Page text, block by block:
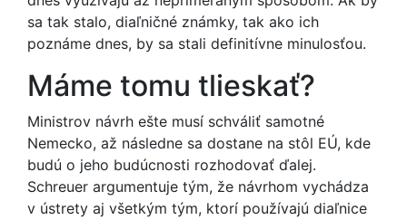
sa tak stalo, diaľničné známky, tak ako ich
poznáme dnes, by sa stali definitívne minulosťou.
Máme tomu tlieskať?
Ministrov návrh ešte musí schváliť samotné
Nemecko, až následne sa dostane na stôl EÚ, kde
budú o jeho budúcnosti rozhodovať ďalej.
Schreuer argumentuje tým, že návrhom vychádza
v ústrety aj všetkým tým, ktorí používajú diaľnice